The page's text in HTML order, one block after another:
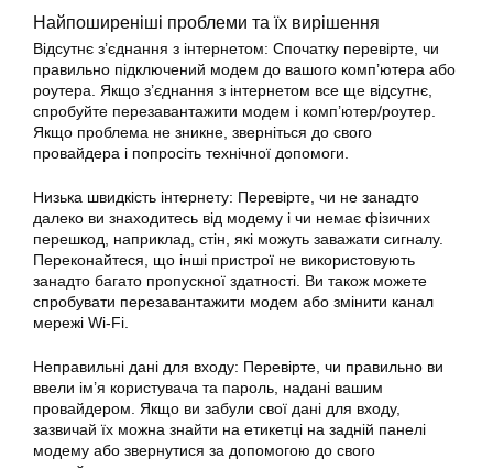
Найпоширеніші проблеми та їх вирішення
Відсутнє з’єднання з інтернетом: Спочатку перевірте, чи
правильно підключений модем до вашого комп’ютера або
роутера. Якщо з’єднання з інтернетом все ще відсутнє,
спробуйте перезавантажити модем і комп’ютер/роутер.
Якщо проблема не зникне, зверніться до свого
провайдера і попросіть технічної допомоги.
Низька швидкість інтернету: Перевірте, чи не занадто
далеко ви знаходитесь від модему і чи немає фізичних
перешкод, наприклад, стін, які можуть заважати сигналу.
Переконайтеся, що інші пристрої не використовують
занадто багато пропускної здатності. Ви також можете
спробувати перезавантажити модем або змінити канал
мережі Wi-Fi.
Неправильні дані для входу: Перевірте, чи правильно ви
ввели ім’я користувача та пароль, надані вашим
провайдером. Якщо ви забули свої дані для входу,
зазвичай їх можна знайти на етикетці на задній панелі
модему або звернутися за допомогою до свого